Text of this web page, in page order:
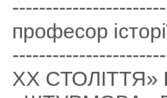
професор
XX